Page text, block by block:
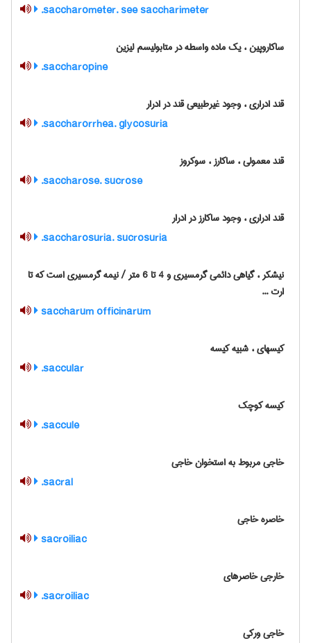
saccharometer. see saccharimeter.
ساکاروپین ، یک ماده واسطه در متابولیسم لیزین
saccharopine.
قند ادراری ، وجود غیرطبیعی قند در ادرار
saccharorrhea. glycosuria.
قند معمولی ، ساکارز ، سوکروز
saccharose. sucrose.
قند ادراری ، وجود ساکارز در ادرار
saccharosuria. sucrosuria.
نیشکر ، گیاهی دائمی گرمسیری و 4 تا 6 متر / نیمه گرمسیری است که تا
ارت ...
saccharum officinarum
کیسهای ، شبیه کیسه
saccular.
کیسه کوچک
saccule.
خاجی مربوط به استخوان خاجی
sacral.
خاصره خاجی
sacroiliac
خارجی خاصرهای
sacroiliac.
خاجی ورکی